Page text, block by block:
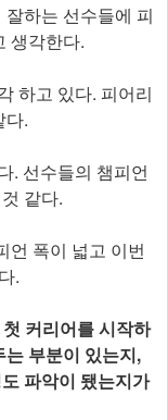
하는 선수들에 피
생각한다.
하고 있다. 피어리
다.
. 선수들의 챔피언
같다.
언 폭이 넓고 이번
.
커리어를 시작하
부분이 있는지,
파악이 됐는지가